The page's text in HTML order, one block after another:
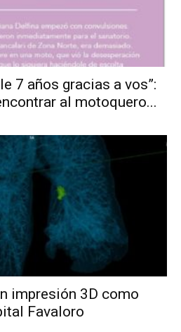
7 años gracias a vos”:
al motoquero...
impresión 3D como
Favaloro